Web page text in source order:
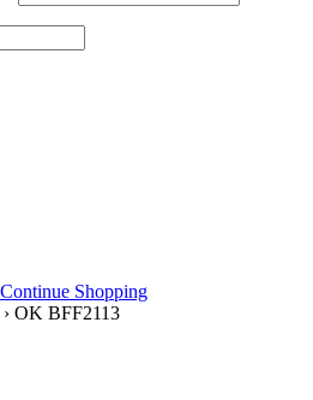
Continue Shopping
› OK BFF2113